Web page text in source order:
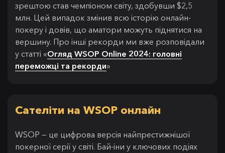
зрештою став чемпіоном світу, здобувши $2,5
млн. Цей випадок змінив всю історію онлайн-
покеру і довів, що аматори можуть піднятися на
вершину. Про інші рекорди ми вже розповідали
у статті «Огляд WSOP Online 2024: головні
переможці та рекорди»
Сателіти на WSOP онлайн
WSOP — це цифрова версія найпрестижнішої
покерної серії у світі. Бай-іни у ключових подіях